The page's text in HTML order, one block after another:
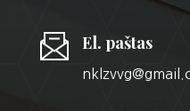
El. paštas